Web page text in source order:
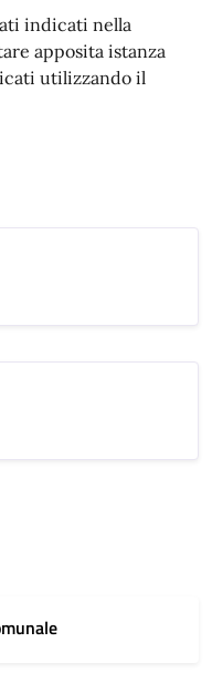
indicati nella
apposita istanza
utilizzando il